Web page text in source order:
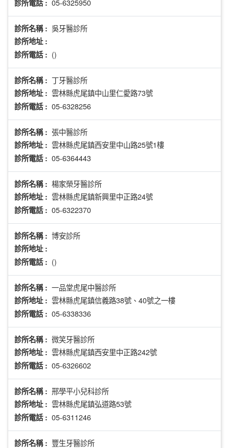
診所電話 :
診所名稱 : 吳牙醫診所
診所地址 :
診所電話 : ()
診所名稱 : 丁牙醫診所
診所地址 : 雲林縣虎尾鎮中山里仁愛路73號
診所電話 : 05-6328256
診所名稱 : 張中醫診所
診所地址 : 雲林縣虎尾鎮西安里中山路25號1樓
診所電話 : 05-6364443
診所名稱 : 楊家榮牙醫診所
診所地址 : 雲林縣虎尾鎮新興里中正路24號
診所電話 : 05-6322370
診所名稱 : 博安診所
診所地址 :
診所電話 : ()
診所名稱 : 一品堂虎尾中醫診所
診所地址 : 雲林縣虎尾鎮信義路38號、40號之一樓
診所電話 : 05-6338336
診所名稱 : 微笑牙醫診所
診所地址 : 雲林縣虎尾鎮西安里中正路242號
診所電話 : 05-6326602
診所名稱 : 邢學平小兒科診所
診所地址 : 雲林縣虎尾鎮弘道路53號
診所電話 : 05-6311246
診所名稱 : 豐生牙醫診所